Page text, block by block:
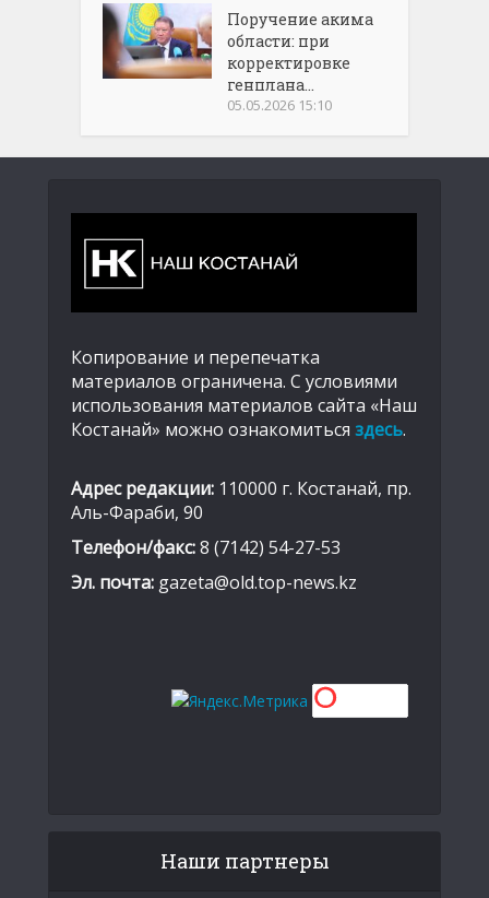
Поручение акима
области: при
корректировке
генплана...
05.05.2026 15:10
Копирование и перепечатка
материалов ограничена. С условиями
использования материалов сайта «Наш
Костанай» можно ознакомиться здесь.
Адрес редакции: 110000 г. Костанай, пр.
Аль-Фараби, 90
Телефон/факс:8 (7142) 54-27-53
Эл. почта: gazeta@old.top-news.kz
Наши партнеры